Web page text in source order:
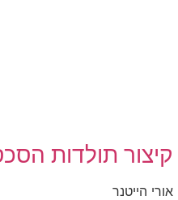
קיצור תולדות
אורי הייטנר